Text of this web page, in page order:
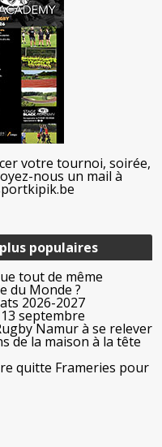
votre tournoi, soirée,
nous un mail à
populaires
tout de même
du Monde ?
2026-2027
septembre
Namur à se relever
de la maison à la tête
quitte Frameries pour